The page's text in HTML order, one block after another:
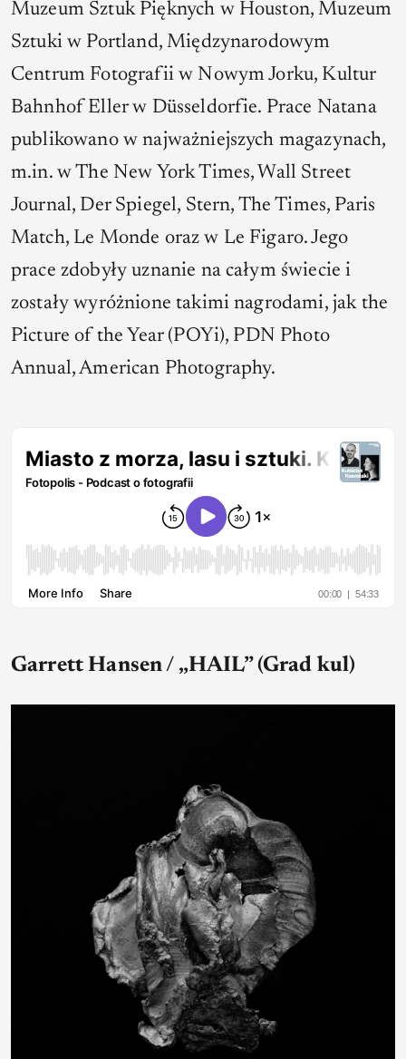
Muzeum Sztuk Pięknych w Houston, Muzeum
Sztuki w Portland, Międzynarodowym
Centrum Fotografii w Nowym Jorku, Kultur
Bahnhof Eller w Düsseldorfie. Prace Natana
publikowano w najważniejszych magazynach,
m.in. w The New York Times, Wall Street
Journal, Der Spiegel, Stern, The Times, Paris
Match, Le Monde oraz w Le Figaro. Jego
prace zdobyły uznanie na całym świecie i
zostały wyróżnione takimi nagrodami, jak the
Picture of the Year (POYi), PDN Photo
Annual, American Photography.
Garrett Hansen / „HAIL” (Grad kul)